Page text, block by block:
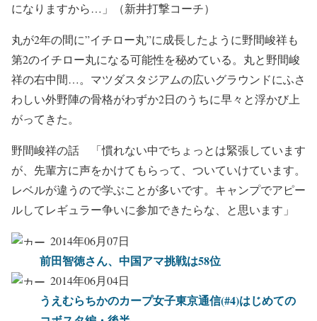
になりますから…」（新井打撃コーチ）
丸が2年の間に”イチロー丸”に成長したように野間峻祥も
第2のイチロー丸になる可能性を秘めている。丸と野間峻
祥の右中間…。マツダスタジアムの広いグラウンドにふさ
わしい外野陣の骨格がわずか2日のうちに早々と浮かび上
がってきた。
野間峻祥の話 「慣れない中でちょっとは緊張しています
が、先輩方に声をかけてもらって、ついていけています。
レベルが違うので学ぶことが多いです。キャンプでアピー
ルしてレギュラー争いに参加できたらな、と思います」
2014年06月07日
前田智徳さん、中国アマ挑戦は58位
2014年06月04日
うえむらちかのカープ女子東京通信(#4)はじめての